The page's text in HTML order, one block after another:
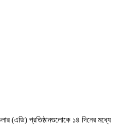
(এডি) প্রতিষ্ঠানগুলোকে ১৪ দিনের মধ্যে